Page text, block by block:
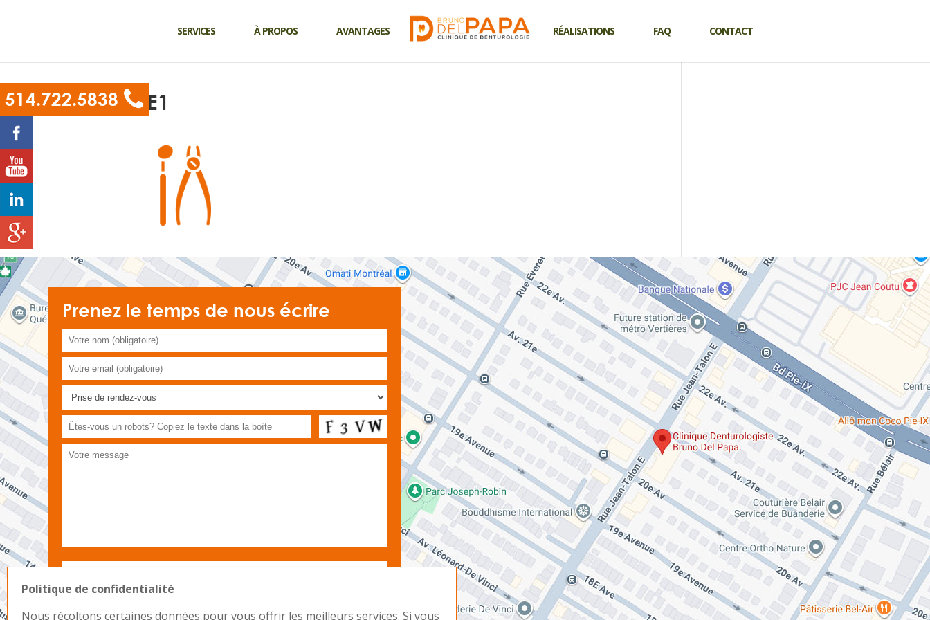
514.722.5838
SERVICES À PROPOS AVANTAGES RÉALISATIONS FAQ CONTACT
ICONE1
Prenez le temps de nous écrire
Politique de confidentialité
Nous récoltons certaines données pour vous offrir les meilleurs services. Si vous